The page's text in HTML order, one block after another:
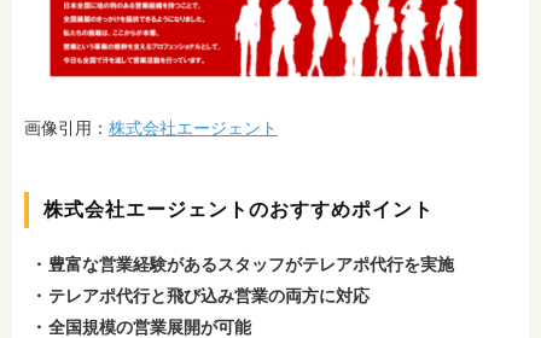
画像引用： 株式会社エージェント
株式会社エージェントのおすすめポイント
豊富な営業経験があるスタッフがテレアポ代行を実施
テレアポ代行と飛び込み営業の両方に対応
全国規模の営業展開が可能